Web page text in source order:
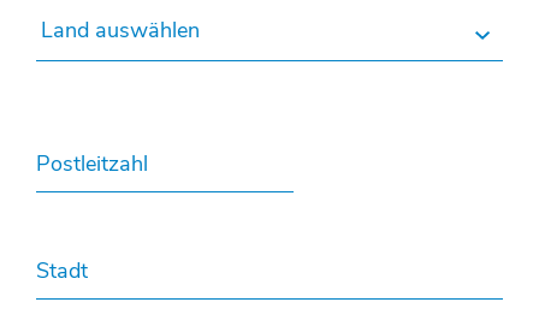
Land auswählen
Postleitzahl
Stadt